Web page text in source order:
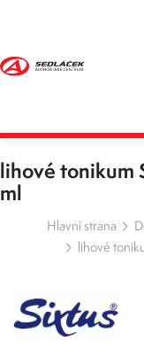
lihové tonikum
ml
Hlavní strana
lihové